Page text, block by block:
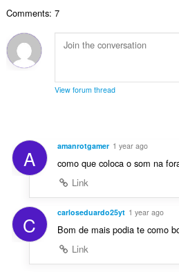
Comments: 7
View forum thread
A amanrotgamer 1 year ago
como que coloca o som na
Link
C carloseduardo25yt 1 year ago
Bom de mais podia te como
Link